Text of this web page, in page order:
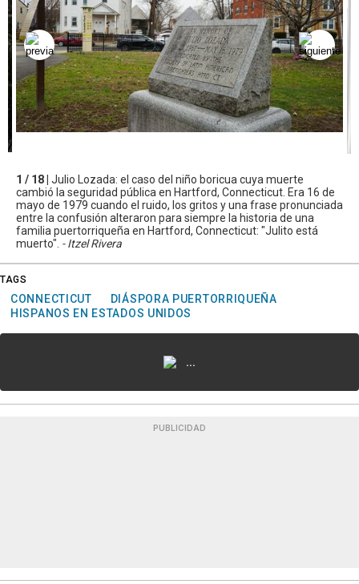
1 / 18 | Julio Lozada: el caso del niño boricua cuya muerte
cambió la seguridad pública en Hartford, Connecticut. Era 16 de
mayo de 1979 cuando el ruido, los gritos y una frase pronunciada
entre la confusión alteraron para siempre la historia de una
familia puertorriqueña en Hartford, Connecticut: "Julito está
muerto". - Itzel Rivera
TAGS
CONNECTICUT
DIÁSPORA PUERTORRIQUEÑA
HISPANOS EN ESTADOS UNIDOS
...
PUBLICIDAD